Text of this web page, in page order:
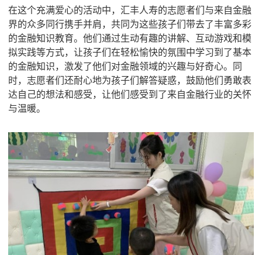
在这个充满爱心的活动中，汇丰人寿的志愿者们与来自金融
界的众多同行携手并肩，共同为这些孩子们带去了丰富多彩
的金融知识教育。他们通过生动有趣的讲解、互动游戏和模
拟实践等方式，让孩子们在轻松愉快的氛围中学习到了基本
的金融知识，激发了他们对金融领域的兴趣与好奇心。同
时，志愿者们还耐心地为孩子们解答疑惑，鼓励他们勇敢表
达自己的想法和感受，让他们感受到了来自金融行业的关怀
与温暖。